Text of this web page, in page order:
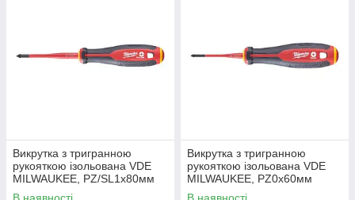
Викрутка з тригранною
рукояткою ізольована VDE
MILWAUKEE, PZ/SL1х80мм
Викрутка з тригранною
рукояткою ізольована VDE
MILWAUKEE, PZ0х60мм